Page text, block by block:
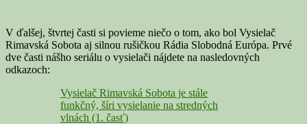
V ďalšej, štvrtej časti si povieme niečo o tom, ako bol Vysielač
Rimavská Sobota aj silnou rušičkou Rádia Slobodná Európa. Prvé
dve časti nášho seriálu o vysielači nájdete na nasledovných
odkazoch:
Vysielač Rimavská Sobota je stále
funkčný, šíri vysielanie na stredných
vlnách (1. časť)